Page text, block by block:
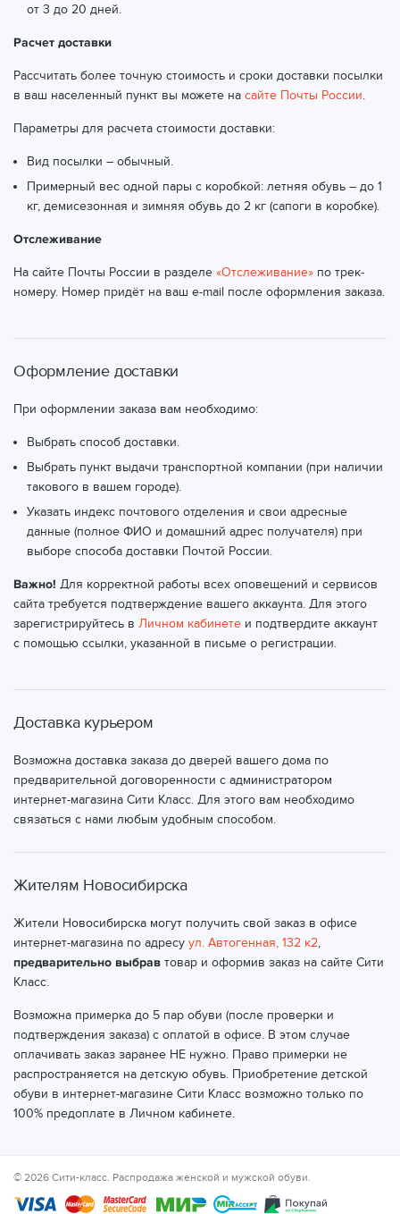
от 3 до 20 дней.
Расчет доставки
Рассчитать более точную стоимость и сроки доставки посылки
в ваш населенный пункт вы можете на сайте Почты России.
Параметры для расчета стоимости доставки:
Вид посылки – обычный.
Примерный вес одной пары с коробкой: летняя обувь – до 1
кг, демисезонная и зимняя обувь до 2 кг (сапоги в коробке).
Отслеживание
На сайте Почты России в разделе «Отслеживание» по трек-
номеру. Номер придёт на ваш e-mail после оформления заказа.
Оформление доставки
При оформлении заказа вам необходимо:
Выбрать способ доставки.
Выбрать пункт выдачи транспортной компании (при наличии
такового в вашем городе).
Указать индекс почтового отделения и свои адресные
данные (полное ФИО и домашний адрес получателя) при
выборе способа доставки Почтой России.
Важно! Для корректной работы всех оповещений и сервисов
сайта требуется подтверждение вашего аккаунта. Для этого
зарегистрируйтесь в Личном кабинете и подтвердите аккаунт
с помощью ссылки, указанной в письме о регистрации.
Доставка курьером
Возможна доставка заказа до дверей вашего дома по
предварительной договоренности с администратором
интернет-магазина Сити Класс. Для этого вам необходимо
связаться с нами любым удобным способом.
Жителям Новосибирска
Жители Новосибирска могут получить свой заказ в офисе
интернет-магазина по адресу ул. Автогенная, 132 к2,
предварительно выбрав товар и оформив заказ на сайте Сити
Класс.
Возможна примерка до 5 пар обуви (после проверки и
подтверждения заказа) с оплатой в офисе. В этом случае
оплачивать заказ заранее НЕ нужно. Право примерки не
распространяется на детскую обувь. Приобретение детской
обуви в интернет-магазине Сити Класс возможно только по
100% предоплате в Личном кабинете.
© 2026 Сити-класс. Распродажа женской и мужской обуви.